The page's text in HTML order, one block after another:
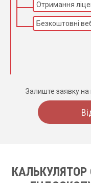
Отримання
Безкоштовні
Залиште заявку